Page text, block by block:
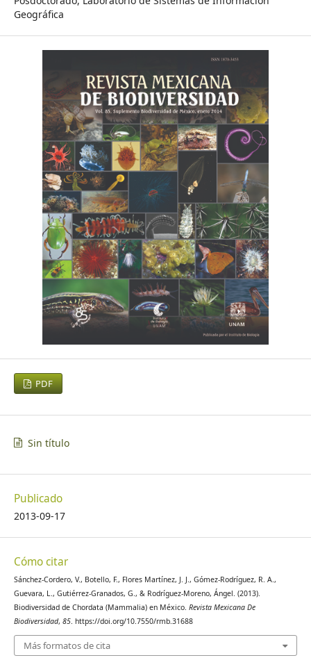
Geográfica
PDF
Sin título
Publicado
2013-09-17
Cómo citar
Sánchez-Cordero, V., Botello, F., Flores Martínez, J. J., Gómez-Rodríguez, R. A.,
Guevara, L., Gutiérrez-Granados, G., & Rodríguez-Moreno, Ángel. (2013).
Biodiversidad de Chordata (Mammalia) en México. Revista Mexicana De
Biodiversidad, 85. https://doi.org/10.7550/rmb.31688
Más formatos de cita